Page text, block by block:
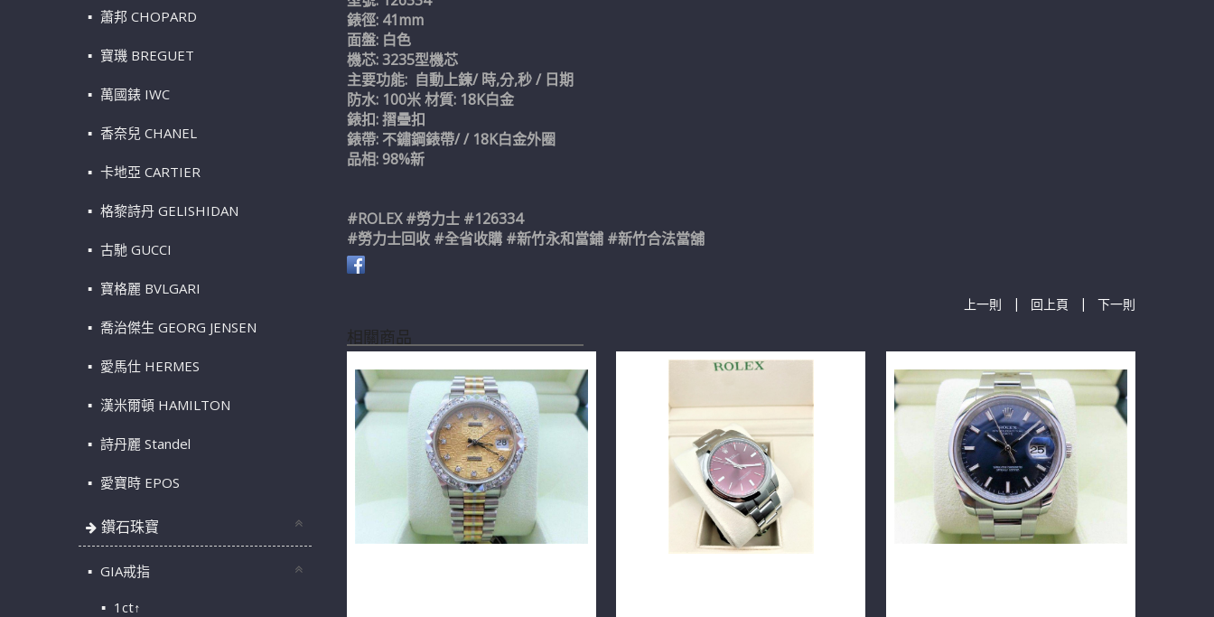
蕭邦 CHOPARD
寶璣 BREGUET
萬國錶 IWC
香奈兒 CHANEL
卡地亞 CARTIER
格黎詩丹 GELISHIDAN
古馳 GUCCI
寶格麗 BVLGARI
喬治傑生 GEORG JENSEN
愛馬仕 HERMES
漢米爾頓 HAMILTON
詩丹麗 Standel
愛寶時 EPOS
鑽石珠寶
GIA戒指
1ct↑
錶徑: 41mm
面盤: 白色
機芯: 3235型機芯
主要功能: 自動上鍊/ 時,分,秒 / 日期
防水: 100米 材質: 18K白金
錶扣: 摺疊扣
錶帶: 不鏽鋼錶帶/ / 18K白金外圈
品相: 98%新
#ROLEX #勞力士 #126334
#勞力士回收 #全省收購 #新竹永和當鋪 #新竹合法當舖
上一則 | 回上頁 | 下一則
相關商品